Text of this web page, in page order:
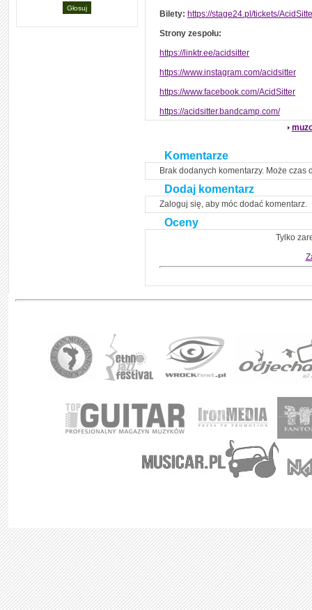
Bilety: https://stage24.pl/tickets/
Strony zespołu:
https://linktr.ee/acidsitter
https://www.instagram.com/acidsitter
https://www.facebook.com/AcidSitter
https://acidsitter.bandcamp.com/
Komentarze
Brak dodanych komentarzy. Może czas
Dodaj komentarz
Zaloguj się, aby móc dodać komentarz.
Oceny
Tylko